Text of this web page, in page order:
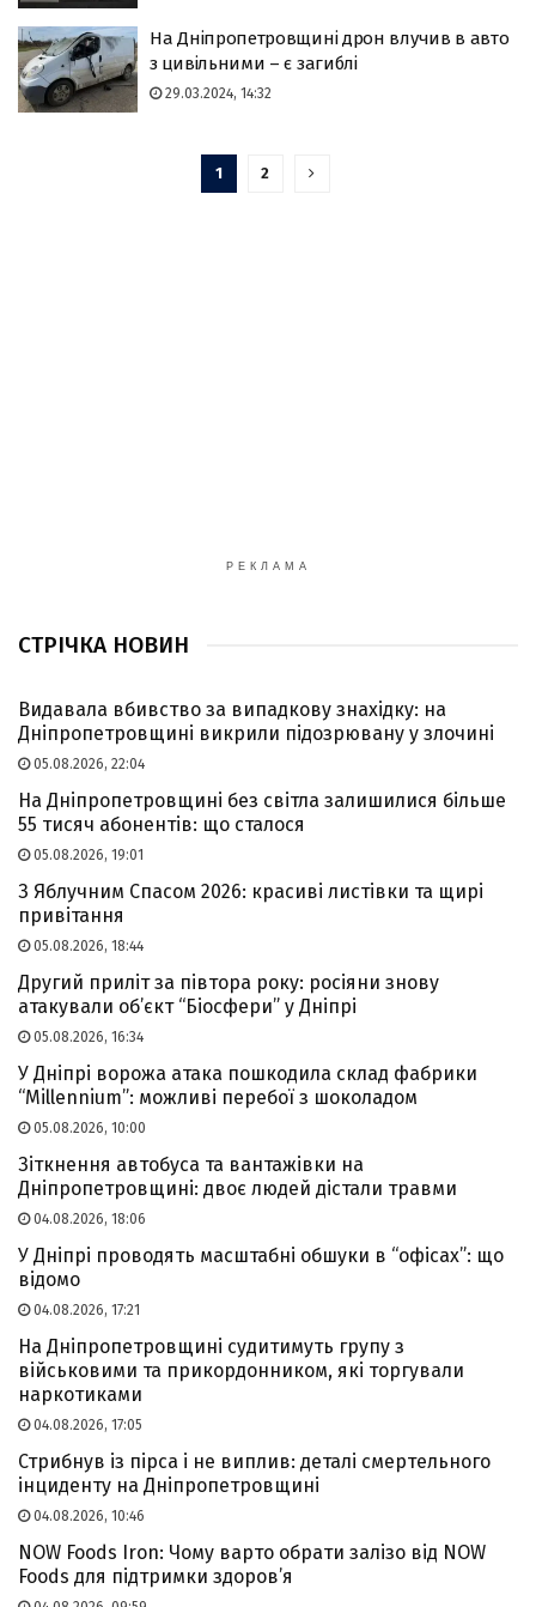
На Дніпропетровщині дрон влучив в авто
з цивільними – є загиблі
29.03.2024, 14:32
1 2
РЕКЛАМА
СТРІЧКА НОВИН
Видавала вбивство за випадкову знахідку: на
Дніпропетровщині викрили підозрювану у злочині
05.08.2026, 22:04
На Дніпропетровщині без світла залишилися більше
55 тисяч абонентів: що сталося
05.08.2026, 19:01
З Яблучним Спасом 2026: красиві листівки та щирі
привітання
05.08.2026, 18:44
Другий приліт за півтора року: росіяни знову
атакували об’єкт “Біосфери” у Дніпрі
05.08.2026, 16:34
У Дніпрі ворожа атака пошкодила склад фабрики
“Millennium”: можливі перебої з шоколадом
05.08.2026, 10:00
Зіткнення автобуса та вантажівки на
Дніпропетровщині: двоє людей дістали травми
04.08.2026, 18:06
У Дніпрі проводять масштабні обшуки в “офісах”: що
відомо
04.08.2026, 17:21
На Дніпропетровщині судитимуть групу з
військовими та прикордонником, які торгували
наркотиками
04.08.2026, 17:05
Стрибнув із пірса і не виплив: деталі смертельного
інциденту на Дніпропетровщині
04.08.2026, 10:46
NOW Foods Iron: Чому варто обрати залізо від NOW
Foods для підтримки здоров’я